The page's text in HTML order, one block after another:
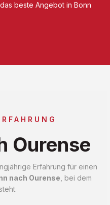
beste Angebot in Bonn
Ourense
Erfahrung für einen
nach Ourense , bei dem